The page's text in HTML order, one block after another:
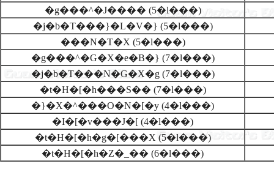
�g���^�J���� (5�l���)
�j�b�T���}�L�V�} (5�l���)
���N�T�X (5�l���)
�g���^�G�X�e�B�} (7�l���)
�j�b�T���N�G�X�g (7�l���)
�t�H�[�h���S�� (7�l���)
�}�X�^���O�N�[�y (4�l���)
�I�[�v���J�[ (4�l���)
�t�H�[�h�g�[���X (5�l���)
�t�H�[�h�Z�_�� (6�l���)